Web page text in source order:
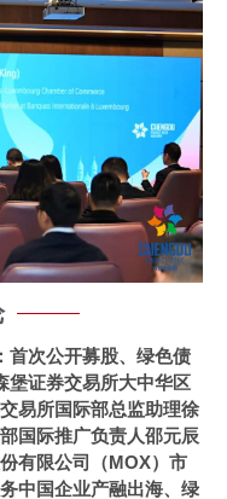
首次公开募股、绿色债
堡证券交易所大中华区
易所国际部总监助理徐
国际推广负责人邵元辰
有限公司（MOX）市
中国企业产融出海、绿